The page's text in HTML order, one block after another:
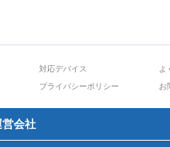
対応デバイス
よ
プライバシーポリシー お
会社